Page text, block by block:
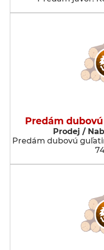
Predám
Prodej /
Predám dubovú